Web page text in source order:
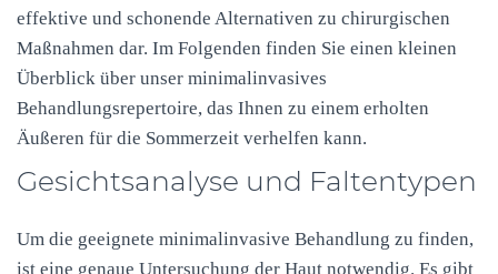
effektive und schonende Alternativen zu chirurgischen
Maßnahmen dar. Im Folgenden finden Sie einen kleinen
Überblick über unser minimalinvasives
Behandlungsrepertoire, das Ihnen zu einem erholten
Äußeren für die Sommerzeit verhelfen kann.
Gesichtsanalyse und Faltentypen
Um die geeignete minimalinvasive Behandlung zu finden,
ist eine genaue Untersuchung der Haut notwendig. Es gibt